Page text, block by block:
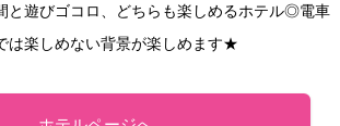
と遊びゴコロ、どちらも楽しめるホテル◎電車
は楽しめない背景が楽しめます★